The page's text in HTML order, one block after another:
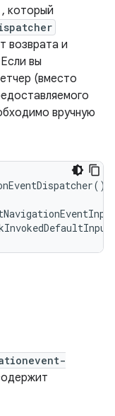
, который
возврата и
вы
(вместо
вручную
()